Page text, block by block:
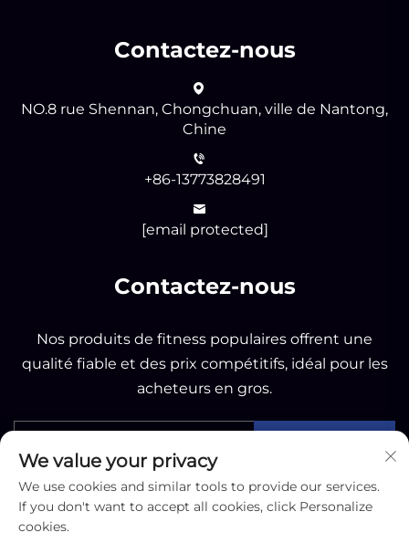
Contactez-nous
NO.8 rue Shennan, Chongchuan, ville de Nantong,
Chine
+86-13773828491
[email protected]
Contactez-nous
Nos produits de fitness populaires offrent une
qualité fiable et des prix compétitifs, idéal pour les
acheteurs en gros.
We value your privacy
We use cookies and similar tools to provide our services.
If you don't want to accept all cookies, click Personalize
cookies.